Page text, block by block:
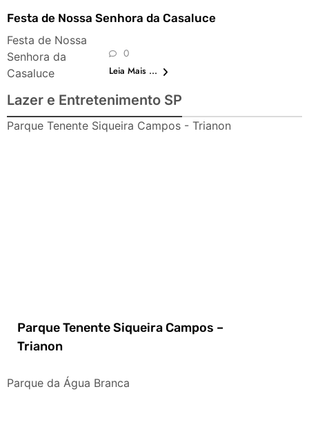
Festa de Nossa Senhora da Casaluce
Festa de Nossa
Senhora da
Casaluce
0
Leia Mais ...
Lazer e Entretenimento SP
Parque Tenente Siqueira Campos - Trianon
Parque Tenente Siqueira Campos –
Trianon
Parque da Água Branca